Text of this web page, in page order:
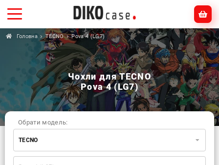
Головна TECNO Pova 4 (LG7)
Чохли для TECNO
Pova 4 (LG7)
Обрати модель:
TECNO
Xiaomi